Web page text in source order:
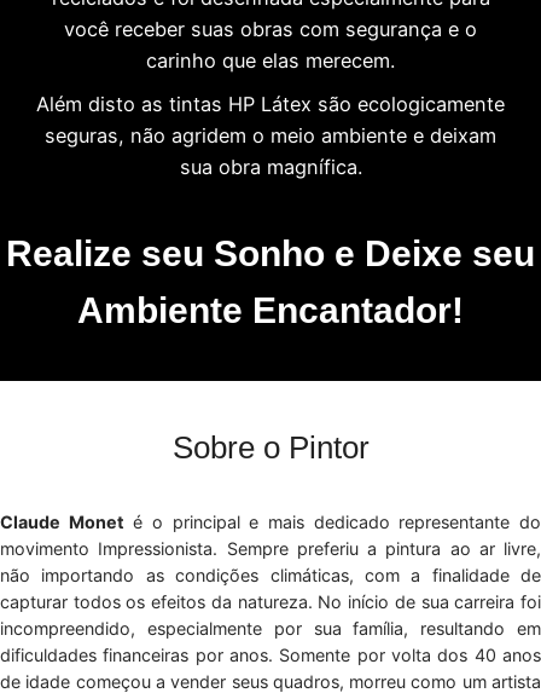
você receber suas obras com segurança e o
carinho que elas merecem.
Além disto as tintas HP Látex são ecologicamente
seguras, não agridem o meio ambiente e deixam
sua obra magnífica.
Realize seu Sonho e Deixe seu
Ambiente Encantador!
Sobre o Pintor
Claude Monet é o principal e mais dedicado representante do
movimento Impressionista. Sempre preferiu a pintura ao ar livre,
não importando as condições climáticas, com a finalidade de
capturar todos os efeitos da natureza. No início de sua carreira foi
incompreendido, especialmente por sua família, resultando em
dificuldades financeiras por anos. Somente por volta dos 40 anos
de idade começou a vender seus quadros, morreu como um artista